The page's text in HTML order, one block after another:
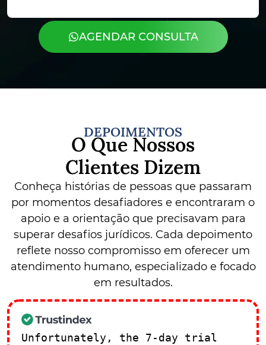
AGENDAR CONSULTA
DEPOIMENTOS
O Que Nossos
Clientes Dizem
Conheça histórias de pessoas que passaram
por momentos desafiadores e encontraram o
apoio e a orientação que precisavam para
superar desafios jurídicos. Cada depoimento
reflete nosso compromisso em oferecer um
atendimento humano, especializado e focado
em resultados.
Unfortunately, the 7-day trial